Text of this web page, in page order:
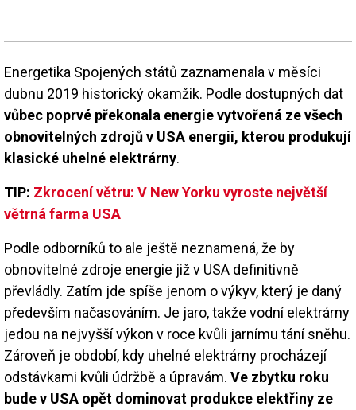
Energetika Spojených států zaznamenala v měsíci
dubnu 2019 historický okamžik. Podle dostupných dat
vůbec poprvé překonala energie vytvořená ze všech
obnovitelných zdrojů v USA energii, kterou produkují
klasické uhelné elektrárny.
TIP: Zkrocení větru: V New Yorku vyroste největší
větrná farma USA
Podle odborníků to ale ještě neznamená, že by
obnovitelné zdroje energie již v USA definitivně
převládly. Zatím jde spíše jenom o výkyv, který je daný
především načasováním. Je jaro, takže vodní elektrárny
jedou na nejvyšší výkon v roce kvůli jarnímu tání sněhu.
Zároveň je období, kdy uhelné elektrárny procházejí
odstávkami kvůli údržbě a úpravám. Ve zbytku roku
bude v USA opět dominovat produkce elektřiny ze